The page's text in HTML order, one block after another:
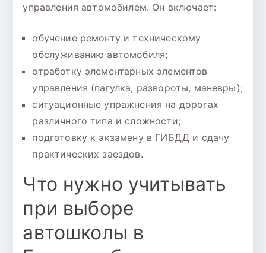
управления автомобилем. Он включает:
обучение ремонту и техническому
обслуживанию автомобиля;
отработку элементарных элементов
управления (пагулка, развороты, маневры);
ситуационные упражнения на дорогах
различного типа и сложности;
подготовку к экзамену в ГИБДД и сдачу
практических заездов.
Что нужно учитывать
при выборе
автошколы в